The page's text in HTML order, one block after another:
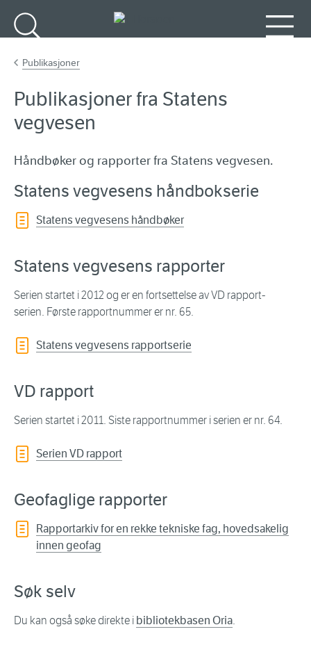
Publikasjoner
Publikasjoner fra Statens
vegvesen
Håndbøker og rapporter fra Statens vegvesen.
Statens vegvesens håndbokserie
Statens vegvesens håndbøker
Statens vegvesens rapporter
Serien startet i 2012 og er en fortsettelse av VD rapport-
serien. Første rapportnummer er nr. 65.
Statens vegvesens rapportserie
VD rapport
Serien startet i 2011. Siste rapportnummer i serien er nr. 64.
Serien VD rapport
Geofaglige rapporter
Rapportarkiv for en rekke tekniske fag, hovedsakelig
innen geofag
Søk selv
Du kan også søke direkte i bibliotekbasen Oria.